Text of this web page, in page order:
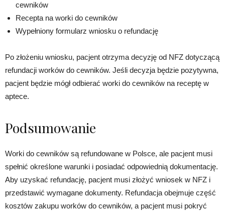
cewników
Recepta na worki do cewników
Wypełniony formularz wniosku o refundację
Po złożeniu wniosku, pacjent otrzyma decyzję od NFZ dotyczącą
refundacji worków do cewników. Jeśli decyzja będzie pozytywna,
pacjent będzie mógł odbierać worki do cewników na receptę w
aptece.
Podsumowanie
Worki do cewników są refundowane w Polsce, ale pacjent musi
spełnić określone warunki i posiadać odpowiednią dokumentację.
Aby uzyskać refundację, pacjent musi złożyć wniosek w NFZ i
przedstawić wymagane dokumenty. Refundacja obejmuje część
kosztów zakupu worków do cewników, a pacjent musi pokryć